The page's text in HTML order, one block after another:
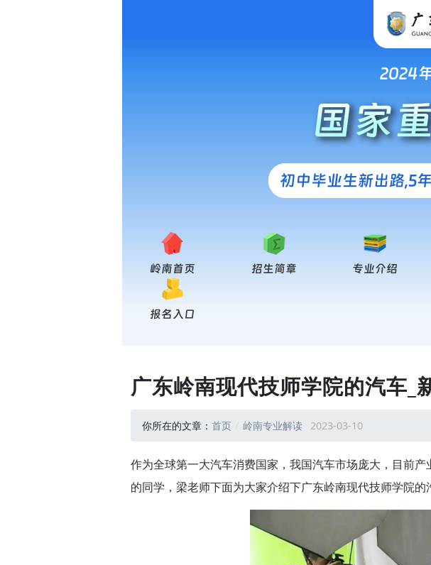
2024
国家
初中毕业生新出路,5
岭南首页 招生简章 专业介绍
报名入口
广东岭南现代技师学院的汽车_
你所在的文章： 首页 岭南专业解读 2023-03-10
作为全球第一大汽车消费国家，我国汽车市场庞大，目前
的同学，梁老师下面为大家介绍下广东岭南现代技师学院的